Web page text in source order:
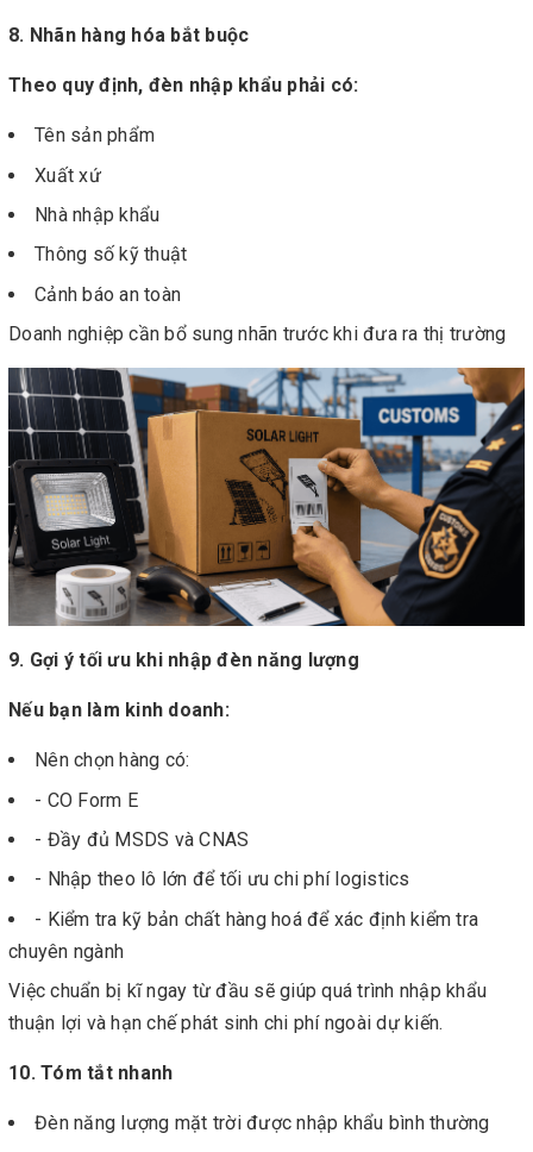
8. Nhãn hàng hóa bắt buộc
Theo quy định, đèn nhập khẩu phải có:
Tên sản phẩm
Xuất xứ
Nhà nhập khẩu
Thông số kỹ thuật
Cảnh báo an toàn
Doanh nghiệp cần bổ sung nhãn trước khi đưa ra thị trường
9. Gợi ý tối ưu khi nhập đèn năng lượng
Nếu bạn làm kinh doanh:
Nên chọn hàng có:
- CO Form E
- Đầy đủ MSDS và CNAS
- Nhập theo lô lớn để tối ưu chi phí logistics
- Kiểm tra kỹ bản chất hàng hoá để xác định kiểm tra
chuyên ngành
Việc chuẩn bị kĩ ngay từ đầu sẽ giúp quá trình nhập khẩu
thuận lợi và hạn chế phát sinh chi phí ngoài dự kiến.
10. Tóm tắt nhanh
Đèn năng lượng mặt trời được nhập khẩu bình thường